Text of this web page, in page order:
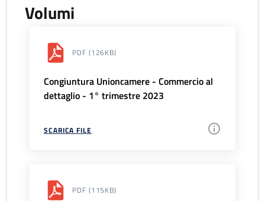
Volumi
PDF (126KB)
Congiuntura Unioncamere - Commercio al
dettaglio - 1° trimestre 2023
SCARICA FILE
PDF (115KB)